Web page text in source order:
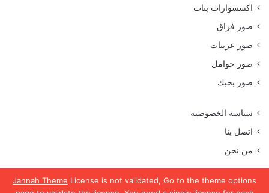
Jannah Theme License is not validated, Go to the theme options
اكسسوارات بنات
صور فراق
صور عربيات
صور حوامل
صور بحبك
سياسة الخصوصية
اتصل بنا
من نحن